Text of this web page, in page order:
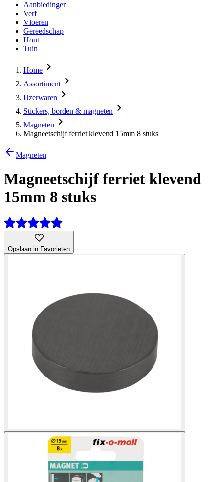
Aanbiedingen
Verf
Vloeren
Gereedschap
Hout
Tuin
Home
Assortiment
IJzerwaren
Stickers, borden & magneten
Magneten
Magneetschijf ferriet klevend 15mm 8 stuks
Magneten
Magneetschijf ferriet klevend
15mm 8 stuks
Opslaan in Favorieten